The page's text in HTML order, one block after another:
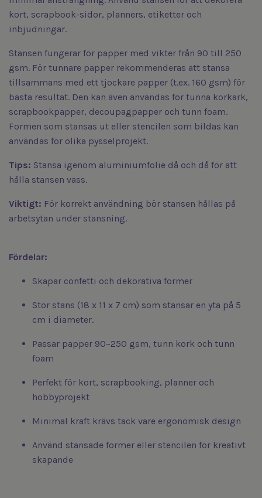
kort, scrapbook-sidor, planners, etiketter och
inbjudningar.
Stansen fungerar för papper med vikter från 90 till 250
gsm. För tunnare papper rekommenderas att stansa
tillsammans med ett tjockare papper (t.ex. 160 gsm) för
bästa resultat. Den kan även användas för tunna korkark,
scrapbookpapper, decoupagpapper och tunn foam.
Formen som stansas ut eller stencilen som bildas kan
användas för olika pysselprojekt.
Tips: Stansa igenom aluminiumfolie då och då för att
hålla stansen vass.
Viktigt: För korrekt användning bör stansen hållas på
arbetsytan under stansning.
Fördelar:
Skapar confetti och dekorativa former
Stor stans (18 x 11 x 7 cm) som stansar en yta på 5
cm i diameter.
Passar papper 90–250 gsm, tunn kork och tunn
foam
Perfekt för kort, scrapbooking, planner och
hobbyprojekt
Minimal kraft krävs tack vare ergonomisk design
Använd stansade former eller stencilen för kreativt
skapande